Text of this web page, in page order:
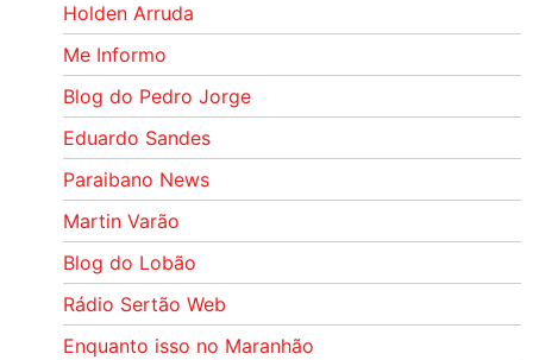
Holden Arruda
Me Informo
Blog do Pedro Jorge
Eduardo Sandes
Paraibano News
Martin Varão
Blog do Lobão
Rádio Sertão Web
Enquanto isso no Maranhão